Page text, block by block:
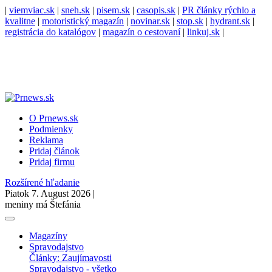
| viemviac.sk | sneh.sk | pisem.sk | casopis.sk | PR články rýchlo a
kvalitne | motoristický magazín | novinar.sk | stop.sk | hydrant.sk |
registrácia do katalógov | magazín o cestovaní| linkuj.sk |
O Prnews.sk
Podmienky
Reklama
Pridaj článok
Pridaj firmu
Rozšírené hľadanie
Piatok 7. August 2026 |
meniny má Štefánia
Magazíny
Spravodajstvo
Články: Zaujímavosti
Spravodajstvo - všetko